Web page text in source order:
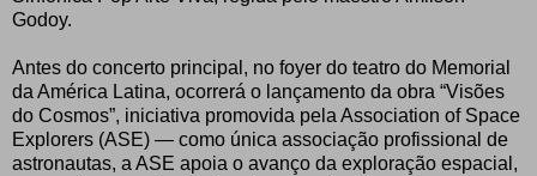
Godoy.
Antes do concerto principal, no foyer do teatro do Memorial
da América Latina, ocorrerá o lançamento da obra “Visões
do Cosmos”, iniciativa promovida pela Association of Space
Explorers (ASE) — como única associação profissional de
astronautas, a ASE apoia o avanço da exploração espacial,